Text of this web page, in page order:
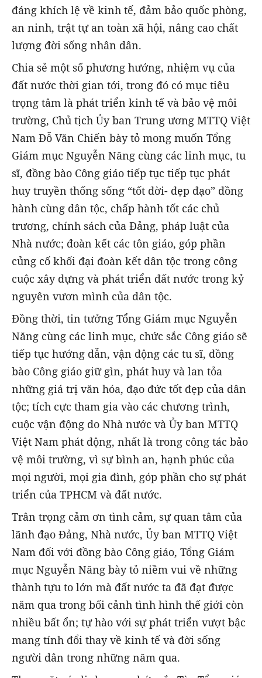
đáng khích lệ về kinh tế, đảm bảo quốc phòng,
an ninh, trật tự an toàn xã hội, nâng cao chất
lượng đời sống nhân dân.
Chia sẻ một số phương hướng, nhiệm vụ của
đất nước thời gian tới, trong đó có mục tiêu
trọng tâm là phát triển kinh tế và bảo vệ môi
trường, Chủ tịch Ủy ban Trung ương MTTQ Việt
Nam Đỗ Văn Chiến bày tỏ mong muốn Tổng
Giám mục Nguyễn Năng cùng các linh mục, tu
sĩ, đồng bào Công giáo tiếp tục tiếp tục phát
huy truyền thống sống “tốt đời- đẹp đạo” đồng
hành cùng dân tộc, chấp hành tốt các chủ
trương, chính sách của Đảng, pháp luật của
Nhà nước; đoàn kết các tôn giáo, góp phần
củng cố khối đại đoàn kết dân tộc trong công
cuộc xây dựng và phát triển đất nước trong kỷ
nguyên vươn mình của dân tộc.
Đồng thời, tin tưởng Tổng Giám mục Nguyễn
Năng cùng các linh mục, chức sắc Công giáo sẽ
tiếp tục hướng dẫn, vận động các tu sĩ, đồng
bào Công giáo giữ gìn, phát huy và lan tỏa
những giá trị văn hóa, đạo đức tốt đẹp của dân
tộc; tích cực tham gia vào các chương trình,
cuộc vận động do Nhà nước và Ủy ban MTTQ
Việt Nam phát động, nhất là trong công tác bảo
vệ môi trường, vì sự bình an, hạnh phúc của
mọi người, mọi gia đình, góp phần cho sự phát
triển của TPHCM và đất nước.
Trân trọng cảm ơn tình cảm, sự quan tâm của
lãnh đạo Đảng, Nhà nước, Ủy ban MTTQ Việt
Nam đối với đồng bào Công giáo, Tổng Giám
mục Nguyễn Năng bày tỏ niềm vui về những
thành tựu to lớn mà đất nước ta đã đạt được
năm qua trong bối cảnh tình hình thế giới còn
nhiều bất ổn; tự hào với sự phát triển vượt bậc
mang tính đổi thay về kinh tế và đời sống
người dân trong những năm qua.